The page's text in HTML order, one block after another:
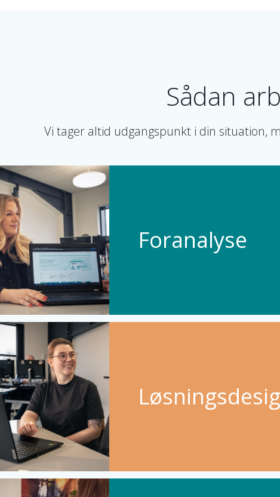
Sådan
Vi tager altid udgangspunkt i din situation,
Foranalyse